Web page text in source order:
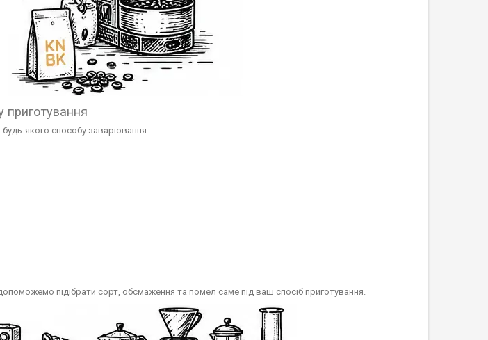
приготування
якого способу заварювання:
підібрати сорт, обсмаження та помел саме під ваш спосіб приготування.